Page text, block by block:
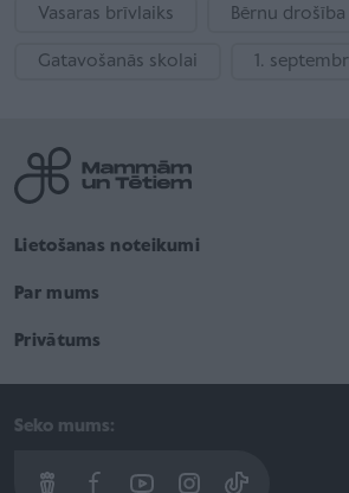
Vasaras brīvlaiks Bērnu drošība
Gatavošanās skolai 1.
Lietošanas noteikumi
Par mums
Privātums
Seko mums: